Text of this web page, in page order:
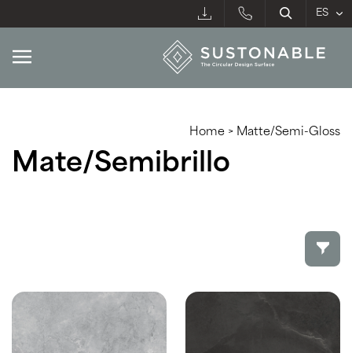
Home > Matte/Semi-Gloss
Mate/Semibrillo